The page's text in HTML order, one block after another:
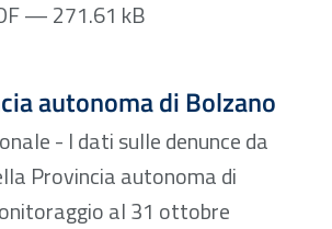
— 271.61 kB
autonoma di Bolzano
— Dimensione 259.23 kB
- I dati sulle denunce da
Provincia autonoma di
al 31 ottobre